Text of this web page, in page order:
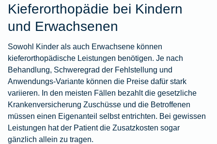
Kieferorthopädie bei Kindern
und Erwachsenen
Sowohl Kinder als auch Erwachsene können
kieferorthopädische Leistungen benötigen. Je nach
Behandlung, Schweregrad der Fehlstellung und
Anwendungs-Variante können die Preise dafür stark
variieren. In den meisten Fällen bezahlt die gesetzliche
Krankenversicherung Zuschüsse und die Betroffenen
müssen einen Eigenanteil selbst entrichten. Bei gewissen
Leistungen hat der Patient die Zusatzkosten sogar
gänzlich allein zu tragen.